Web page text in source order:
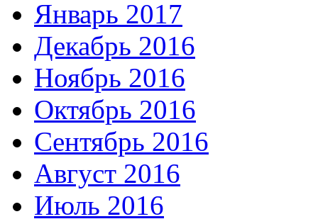
Январь 2017
Декабрь 2016
Ноябрь 2016
Октябрь 2016
Сентябрь 2016
Август 2016
Июль 2016